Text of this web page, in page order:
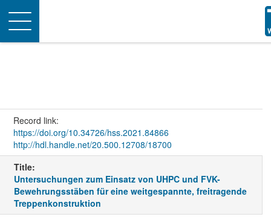
Toggle
navigation
Record link:
https://doi.org/10.34726/hss.2021.84866
http://hdl.handle.net/20.500.12708/18700
Title:
Untersuchungen zum Einsatz von UHPC und FVK-
Bewehrungsstäben für eine weitgespannte, freitragende
Treppenkonstruktion